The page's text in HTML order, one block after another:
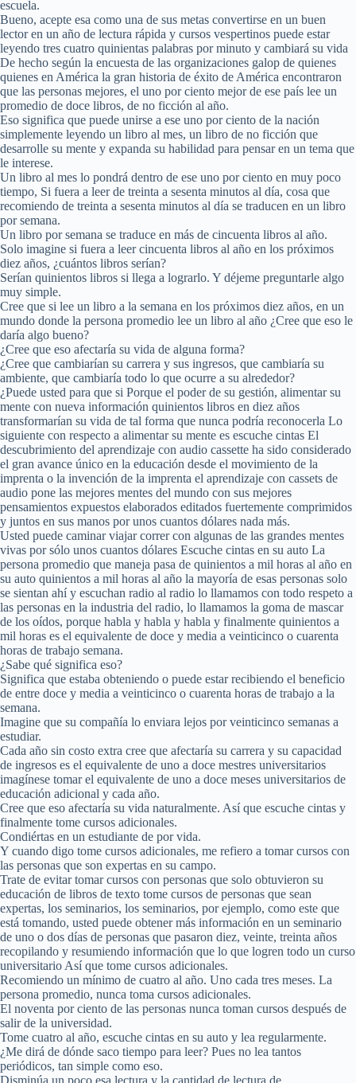
escuela.
Bueno, acepte esa como una de sus metas convertirse en un buen
lector en un año de lectura rápida y cursos vespertinos puede estar
leyendo tres cuatro quinientas palabras por minuto y cambiará su vida
De hecho según la encuesta de las organizaciones galop de quienes
quienes en América la gran historia de éxito de América encontraron
que las personas mejores, el uno por ciento mejor de ese país lee un
promedio de doce libros, de no ficción al año.
Eso significa que puede unirse a ese uno por ciento de la nación
simplemente leyendo un libro al mes, un libro de no ficción que
desarrolle su mente y expanda su habilidad para pensar en un tema que
le interese.
Un libro al mes lo pondrá dentro de ese uno por ciento en muy poco
tiempo, Si fuera a leer de treinta a sesenta minutos al día, cosa que
recomiendo de treinta a sesenta minutos al día se traducen en un libro
por semana.
Un libro por semana se traduce en más de cincuenta libros al año.
Solo imagine si fuera a leer cincuenta libros al año en los próximos
diez años, ¿cuántos libros serían?
Serían quinientos libros si llega a lograrlo. Y déjeme preguntarle algo
muy simple.
Cree que si lee un libro a la semana en los próximos diez años, en un
mundo donde la persona promedio lee un libro al año ¿Cree que eso le
daría algo bueno?
¿Cree que eso afectaría su vida de alguna forma?
¿Cree que cambiarían su carrera y sus ingresos, que cambiaría su
ambiente, que cambiaría todo lo que ocurre a su alrededor?
¿Puede usted para que si Porque el poder de su gestión, alimentar su
mente con nueva información quinientos libros en diez años
transformarían su vida de tal forma que nunca podría reconocerla Lo
siguiente con respecto a alimentar su mente es escuche cintas El
descubrimiento del aprendizaje con audio cassette ha sido considerado
el gran avance único en la educación desde el movimiento de la
imprenta o la invención de la imprenta el aprendizaje con cassets de
audio pone las mejores mentes del mundo con sus mejores
pensamientos expuestos elaborados editados fuertemente comprimidos
y juntos en sus manos por unos cuantos dólares nada más.
Usted puede caminar viajar correr con algunas de las grandes mentes
vivas por sólo unos cuantos dólares Escuche cintas en su auto La
persona promedio que maneja pasa de quinientos a mil horas al año en
su auto quinientos a mil horas al año la mayoría de esas personas solo
se sientan ahí y escuchan radio al radio lo llamamos con todo respeto a
las personas en la industria del radio, lo llamamos la goma de mascar
de los oídos, porque habla y habla y habla y finalmente quinientos a
mil horas es el equivalente de doce y media a veinticinco o cuarenta
horas de trabajo semana.
¿Sabe qué significa eso?
Significa que estaba obteniendo o puede estar recibiendo el beneficio
de entre doce y media a veinticinco o cuarenta horas de trabajo a la
semana.
Imagine que su compañía lo enviara lejos por veinticinco semanas a
estudiar.
Cada año sin costo extra cree que afectaría su carrera y su capacidad
de ingresos es el equivalente de uno a doce mestres universitarios
imagínese tomar el equivalente de uno a doce meses universitarios de
educación adicional y cada año.
Cree que eso afectaría su vida naturalmente. Así que escuche cintas y
finalmente tome cursos adicionales.
Condiértas en un estudiante de por vida.
Y cuando digo tome cursos adicionales, me refiero a tomar cursos con
las personas que son expertas en su campo.
Trate de evitar tomar cursos con personas que solo obtuvieron su
educación de libros de texto tome cursos de personas que sean
expertas, los seminarios, los seminarios, por ejemplo, como este que
está tomando, usted puede obtener más información en un seminario
de uno o dos días de personas que pasaron diez, veinte, treinta años
recopilando y resumiendo información que lo que logren todo un curso
universitario Así que tome cursos adicionales.
Recomiendo un mínimo de cuatro al año. Uno cada tres meses. La
persona promedio, nunca toma cursos adicionales.
El noventa por ciento de las personas nunca toman cursos después de
salir de la universidad.
Tome cuatro al año, escuche cintas en su auto y lea regularmente.
¿Me dirá de dónde saco tiempo para leer? Pues no lea tantos
periódicos, tan simple como eso.
Disminúa un poco esa lectura y la cantidad de lectura de